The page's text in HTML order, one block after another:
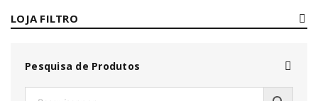
LOJA FILTRO
Pesquisa de Produtos